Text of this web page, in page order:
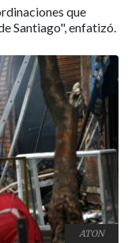
que
Santiago", enfatizó.
ATON